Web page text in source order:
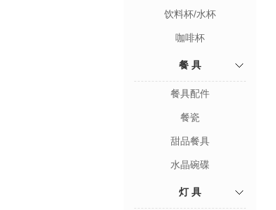
饮料杯/水杯
咖啡杯
餐 具
餐具配件
餐瓷
甜品餐具
水晶碗碟
灯 具